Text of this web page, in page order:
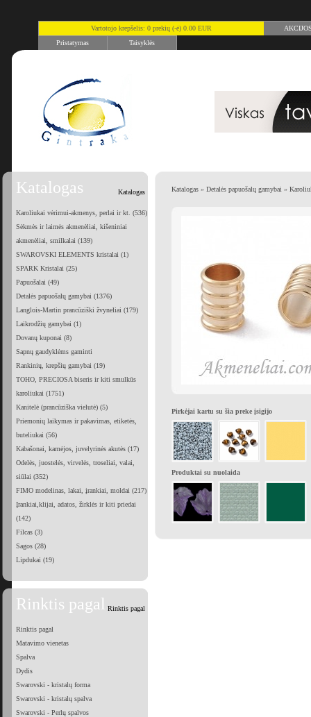
Vartotojo krepšelis: 0 prekių (-ė) 0.00 EUR
Pristatymas
Taisyklės
Katalogas Katalogas
Karoliukai vėrimui-akmenys, perlai ir kt. (536)
Sėkmės ir laimės akmenėliai, kišeniniai
akmenėliai, smilkalai (139)
SWAROVSKI ELEMENTS kristalai (1)
SPARK Kristalai (25)
Papuošalai (49)
Detalės papuošalų gamybai (1376)
Langlois-Martin prancūziški žvyneliai (179)
Laikrodžių gamybai (1)
Dovanų kuponai (8)
Sapnų gaudyklėms gaminti
Rankinių, krepšių gamybai (19)
TOHO, PRECIOSA biseris ir kiti smulkūs
karoliukai (1751)
Kanitelė (prancūziška vielutė) (5)
Priemonių laikymas ir pakavimas, etiketės,
buteliukai (56)
Kabašonai, kamėjos, juvelyrinės akutės (17)
Odelės, juostelės, virvelės, troseliai, valai,
siūlai (352)
FIMO modelinas, lakai, įrankiai, moldai (217)
Įrankiai,klijai, adatos, žirklės ir kiti priedai
(142)
Filcas (3)
Sagos (28)
Lipdukai (19)
Rinktis pagal Rinktis pagal
Rinktis pagal
Matavimo vienetas
Spalva
Dydis
Swarovski - kristalų forma
Swarovski - kristalų spalva
Swarovski - Perlų spalvos
Katalogas » Detalės papuošalų gamybai »
Pirkėjai kartu su šia preke įsigijo
Produktai su nuolaida